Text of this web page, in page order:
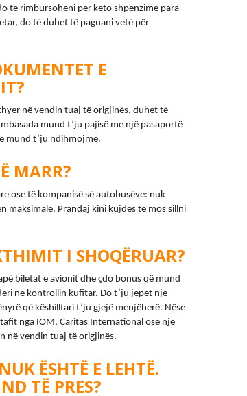
të rimbursoheni për këto shpenzime para
do të duhet të paguani vetë për
E
në vendin tuaj të origjinës, duhet të
mund t’ju pajisë me një pasaportë
mund t’ju ndihmojmë.
MARR?
ose të kompanisë së autobusëve: nuk
maksimale. Prandaj kini kujdes të mos sillni
I SHOQËRUAR?
biletat e avionit dhe çdo bonus që mund
në kontrollin kufitar. Do t’ju jepet një
që këshilltari t’ju gjejë menjëherë. Nëse
nga IOM, Caritas International ose një
në vendin tuaj të origjinës.
ËSHTË E LEHTË.
TË PRES?